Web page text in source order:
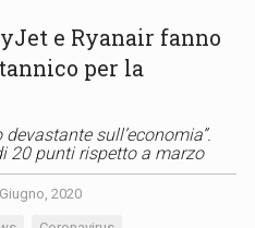
e Ryanair fanno
per la
sull’economia”.
20 punti rispetto a marzo
2020